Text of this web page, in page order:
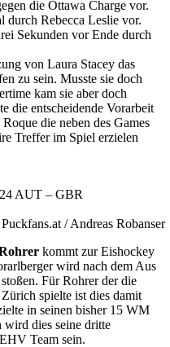
die Ottawa Charge vor.
durch Rebecca Leslie vor.
Sekunden vor Ende durch
von Laura Stacey das
zu sein. Musste sie doch
kam sie aber doch
die entscheidende Vorarbeit
die neben des Games
Treffer im Spiel erzielen
AUT – GBR
/ Andreas Robanser
kommt zur Eishockey
wird nach dem Aus
Für Rohrer der die
spielte ist dies damit
in seinen bisher 15 WM
wird dies seine dritte
Team sein.